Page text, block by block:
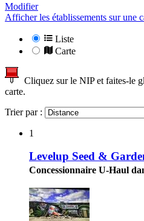
Modifier
Afficher les établissements sur une
Liste
Carte
Cliquez sur le NIP et faites-le
carte.
Trier par :
1
Levelup Seed &
Concessionnaire U-Haul